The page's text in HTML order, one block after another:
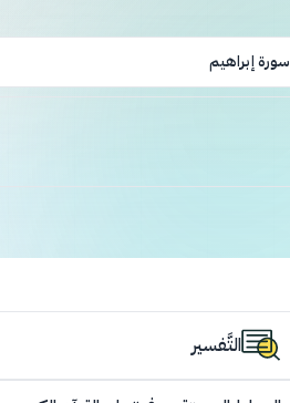
سورة إبراهيم
التَّفسير